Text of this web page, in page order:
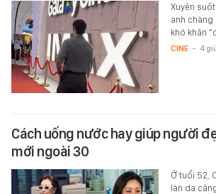
Xuyên
anh
khó khăn
CINE - 4
Cách uống nước hay giúp người
mới ngoài 30
Ở tuổi 52,
làn da